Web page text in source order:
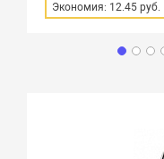
Экономия: 12.45 руб.